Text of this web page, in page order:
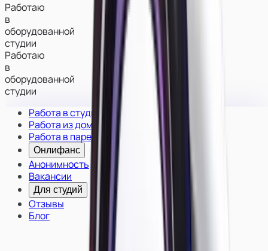
Работаю
в
оборудованной
студии
Работаю
в
оборудованной
студии
Работа в студии
Работа из дома
Работа в паре
Онлифанс
Анонимность
Вакансии
Для студий
Отзывы
Блог